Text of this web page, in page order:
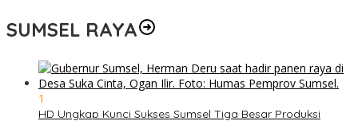
SUMSEL RAYA
1
HD Ungkap Kunci Sukses Sumsel Tiga Besar Produksi